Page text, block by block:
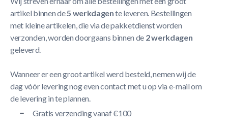
artikel binnen de5 werkdagente leveren. Bestellingen
met kleine artikelen, die via de pakketdienst worden
verzonden, worden doorgaans binnen de 2 werkdagen
geleverd.
Wanneer er een groot artikel werd besteld, nemen wij de
dag vóór levering nog even contact met u op via e-mail om
de levering in te plannen.
Gratis verzending vanaf €100